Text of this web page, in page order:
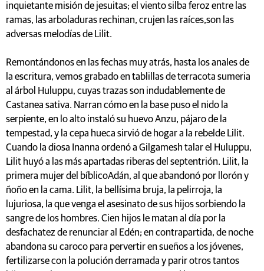
inquietante misión de jesuitas; el viento silba feroz entre las
ramas, las arboladuras rechinan, crujen las raíces,son las
adversas melodías de Lilit.
Remontándonos en las fechas muy atrás, hasta los anales de
la escritura, vemos grabado en tablillas de terracota sumeria
al árbol Huluppu, cuyas trazas son indudablemente de
Castanea sativa. Narran cómo en la base puso el nido la
serpiente, en lo alto instaló su huevo Anzu, pájaro de la
tempestad, y la cepa hueca sirvió de hogar a la rebelde Lilit.
Cuando la diosa Inanna ordenó a Gilgamesh talar el Huluppu,
Lilit huyó a las más apartadas riberas del septentrión. Lilit, la
primera mujer del bíblicoAdán, al que abandonó por llorón y
ñoño en la cama. Lilit, la bellísima bruja, la pelirroja, la
lujuriosa, la que venga el asesinato de sus hijos sorbiendo la
sangre de los hombres. Cien hijos le matan al día por la
desfachatez de renunciar al Edén; en contrapartida, de noche
abandona su caroco para pervertir en sueños a los jóvenes,
fertilizarse con la polución derramada y parir otros tantos